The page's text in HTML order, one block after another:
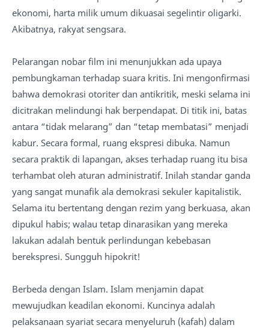
ekonomi, harta milik umum dikuasai segelintir oligarki.
Akibatnya, rakyat sengsara.
Pelarangan nobar film ini menunjukkan ada upaya
pembungkaman terhadap suara kritis. Ini mengonfirmasi
bahwa demokrasi otoriter dan antikritik, meski selama ini
dicitrakan melindungi hak berpendapat. Di titik ini, batas
antara “tidak melarang” dan “tetap membatasi” menjadi
kabur. Secara formal, ruang ekspresi dibuka. Namun
secara praktik di lapangan, akses terhadap ruang itu bisa
terhambat oleh aturan administratif. Inilah standar ganda
yang sangat munafik ala demokrasi sekuler kapitalistik.
Selama itu bertentang dengan rezim yang berkuasa, akan
dipukul habis; walau tetap dinarasikan yang mereka
lakukan adalah bentuk perlindungan kebebasan
berekspresi. Sungguh hipokrit!
Berbeda dengan Islam. Islam menjamin dapat
mewujudkan keadilan ekonomi. Kuncinya adalah
pelaksanaan syariat secara menyeluruh (kafah) dalam